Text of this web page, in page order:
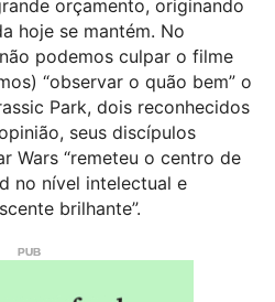
orçamento, originando
hoje se mantém. No
podemos culpar o filme
“observar o quão bem” o
Park, dois reconhecidos
seus discípulos
Wars “remeteu o centro de
no nível intelectual e
brilhante”.